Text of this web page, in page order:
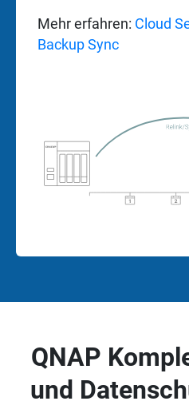
Mehr erfahren: Cloud
Backup Sync
QNAP
und